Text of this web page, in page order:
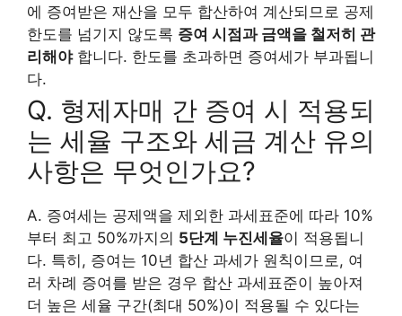
에 증여받은 재산을 모두 합산하여 계산되므로 공제
한도를 넘기지 않도록 증여 시점과 금액을 철저히 관
리해야합니다. 한도를 초과하면 증여세가 부과됩니
다.
Q. 형제자매 간 증여 시 적용되
는 세율 구조와 세금 계산 유의
사항은 무엇인가요?
A. 증여세는 공제액을 제외한 과세표준에 따라 10%
부터 최고 50%까지의 5단계 누진세율이 적용됩니
다. 특히, 증여는 10년 합산 과세가 원칙이므로, 여
러 차례 증여를 받은 경우 합산 과세표준이 높아져
더 높은 세율 구간(최대 50%)이 적용될 수 있다는